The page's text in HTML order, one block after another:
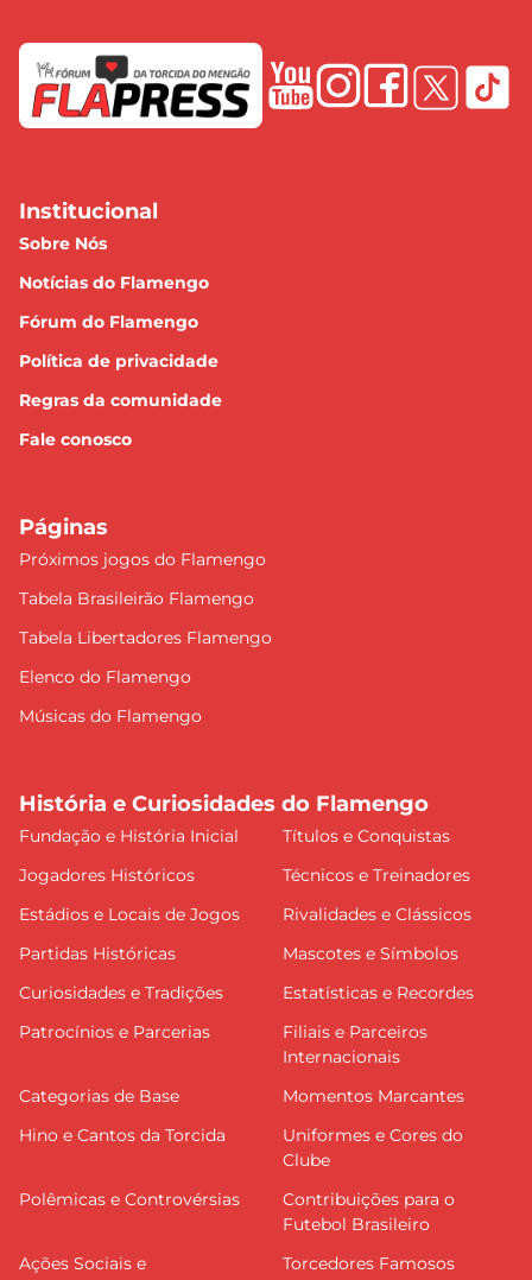
Institucional
Sobre Nós
Notícias do Flamengo
Fórum do Flamengo
Política de privacidade
Regras da comunidade
Fale conosco
Páginas
Próximos jogos do Flamengo
Tabela Brasileirão Flamengo
Tabela Libertadores Flamengo
Elenco do Flamengo
Músicas do Flamengo
História e Curiosidades do Flamengo
Fundação e História Inicial
Títulos e Conquistas
Jogadores Históricos
Técnicos e Treinadores
Estádios e Locais de Jogos
Rivalidades e Clássicos
Partidas Históricas
Mascotes e Símbolos
Curiosidades e Tradições
Estatísticas e Recordes
Patrocínios e Parcerias
Filiais e Parceiros
Internacionais
Categorias de Base
Momentos Marcantes
Hino e Cantos da Torcida
Uniformes e Cores do
Clube
Polêmicas e Controvérsias
Contribuições para o
Futebol Brasileiro
Ações Sociais e
Torcedores Famosos